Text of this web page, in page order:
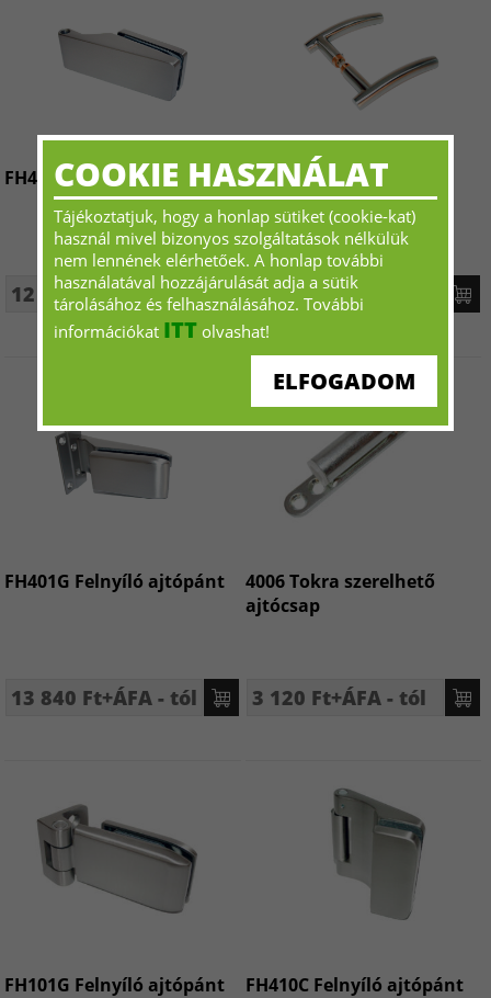
FH400R Felnyíló ajtópánt
12 015 Ft+ÁFA - tól
LH107 Kilincs
7 933 Ft+ÁFA - tól
FH401G Felnyíló ajtópánt
13 840 Ft+ÁFA - tól
4006 Tokra szerelhető
ajtócsap
3 120 Ft+ÁFA - tól
FH101G Felnyíló ajtópánt FH410C Felnyíló ajtópánt
COOKIE HASZNÁLAT
Tájékoztatjuk, hogy a honlap sütiket (cookie-kat)
használ mivel bizonyos szolgáltatások nélkülük
nem lennének elérhetőek. A honlap további
használatával hozzájárulását adja a sütik
tárolásához és felhasználásához. További
információkat ITT olvashat!
ELFOGADOM